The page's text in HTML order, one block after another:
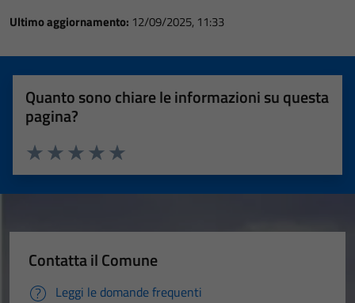
Ultimo aggiornamento: 12/09/2025, 11:33
Quanto sono chiare le informazioni su questa
pagina?
Valuta 5 stelle su 5
Valuta 4 stelle su 5
Valuta 3 stelle su 5
Valuta 2 stelle su 5
Valuta 1 stelle su 5
Contatta il Comune
Leggi le domande frequenti